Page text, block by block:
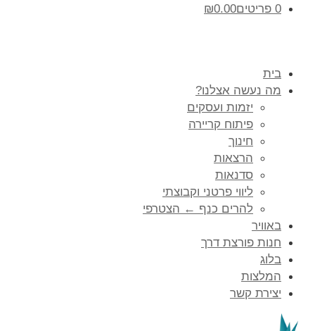
0 פריטים ₪0.00
בית
מה נעשה אצלנו?
יזמות ועסקים
פיתוח קריירה
חינוך
הרצאות
סדנאות
ליווי פרטני וקבוצתי
להרים כנף ← הצטרפי
באוויר
חנות פורצת דרך
בלוג
המלצות
יצירת קשר